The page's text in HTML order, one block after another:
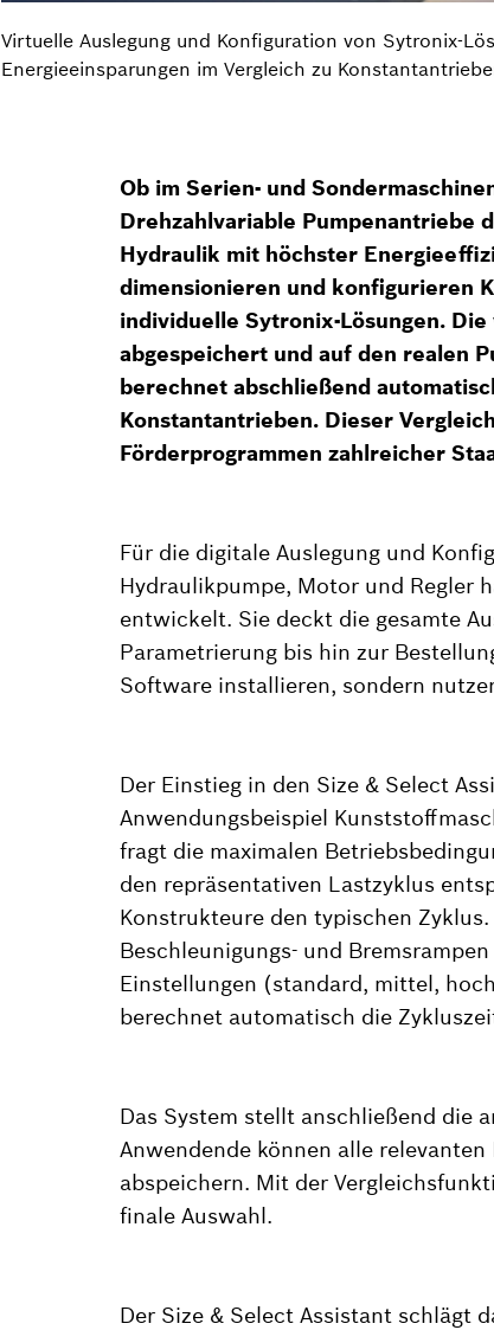
Virtuelle Auslegung und Konfiguration von Sytronix-
Energieeinsparungen im Vergleich zu
Ob im Serien- und
Drehzahlvariable Pumpenantriebe
Hydraulik mit höchster
dimensionieren und konfigurieren
individuelle Sytronix-Lösungen.
abgespeichert und auf den realen
berechnet abschließend
Konstantantrieben. Dieser
Förderprogrammen zahlreicher
Für die digitale Auslegung und
Hydraulikpumpe, Motor und Regler
entwickelt. Sie deckt die gesamte
Parametrierung bis hin zur
Software installieren, sondern
Der Einstieg in den Size & Select
Anwendungsbeispiel
fragt die maximalen
den repräsentativen Lastzyklus
Konstrukteure den typischen
Beschleunigungs- und
Einstellungen (standard, mittel,
berechnet automatisch die
Das System stellt anschließend die
Anwendende können alle
abspeichern. Mit der
finale Auswahl.
Der Size & Select Assistant schlägt